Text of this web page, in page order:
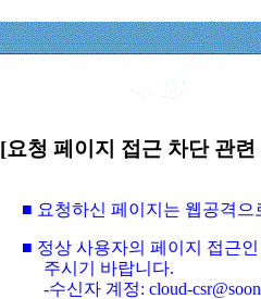
[요청 페이지 접근 차단 관
■ 요청하신 페이지는 웹공격
■ 정상 사용자의 페이지 접근
주시기 바랍니다.
-수신자 계정: cloud-